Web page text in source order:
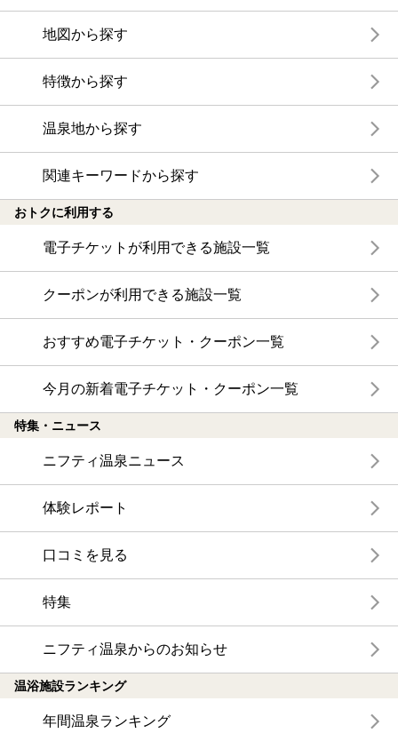
地図から探す
特徴から探す
温泉地から探す
関連キーワードから探す
おトクに利用する
電子チケットが利用できる施設一覧
クーポンが利用できる施設一覧
おすすめ電子チケット・クーポン一覧
今月の新着電子チケット・クーポン一覧
特集・ニュース
ニフティ温泉ニュース
体験レポート
口コミを見る
特集
ニフティ温泉からのお知らせ
温浴施設ランキング
年間温泉ランキング